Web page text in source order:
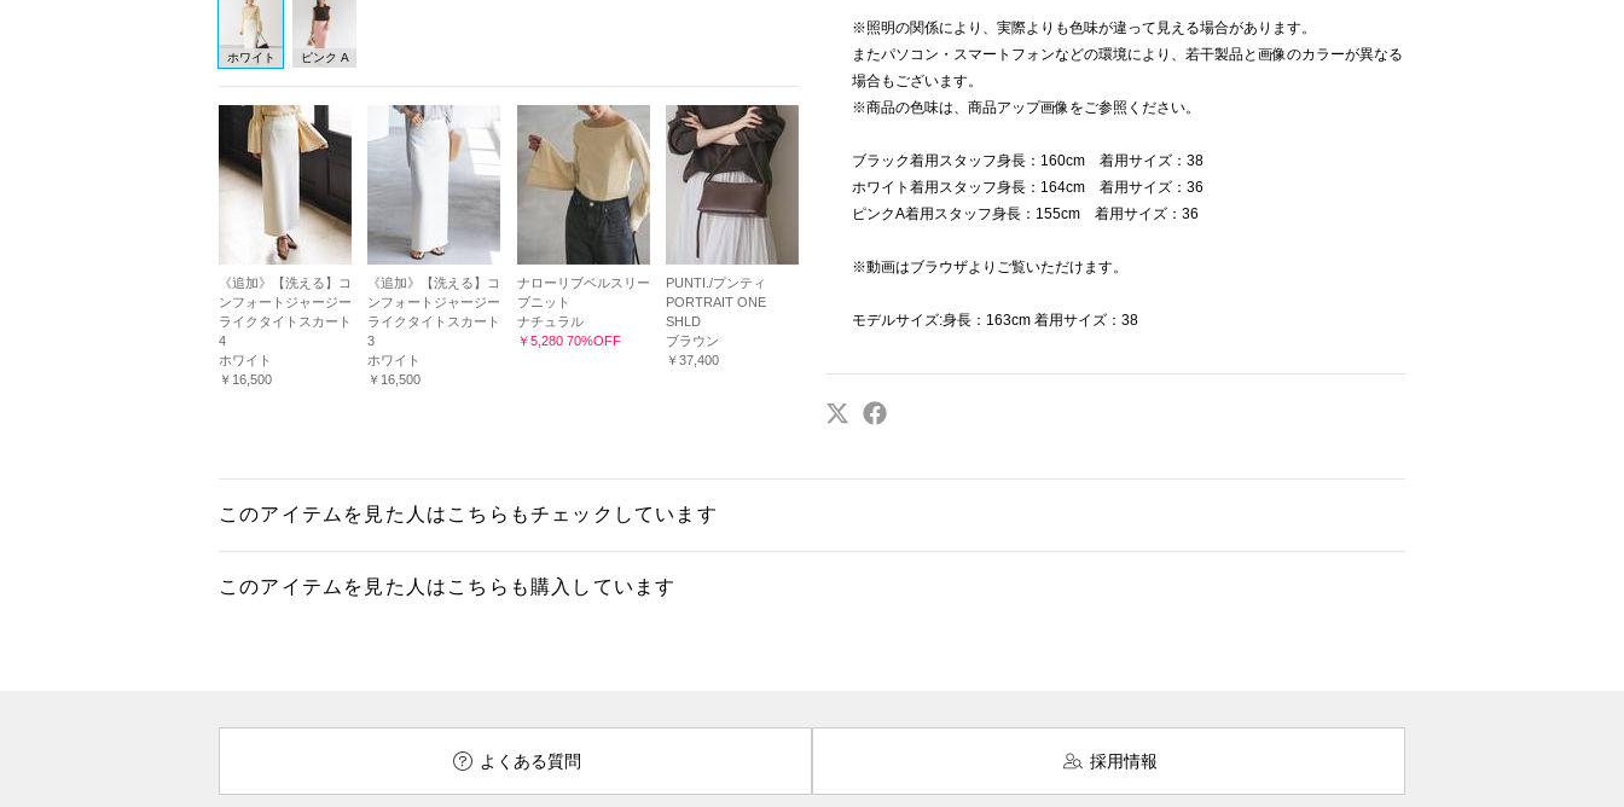
ホワイト ピンク A
《追加》【洗える】コ
ンフォートジャージー
ライクタイトスカート
4
ホワイト
￥16,500
《追加》【洗える】コ
ンフォートジャージー
ライクタイトスカート
3
ホワイト
￥16,500
ナローリブベルスリー
ブニット
ナチュラル
￥5,280 70%OFF
PUNTI./プンティ
PORTRAIT ONE
SHLD
ブラウン
￥37,400
※照明の関係により、実際よりも色味が違って見える場合があります。
またパソコン・スマートフォンなどの環境により、若干製品と画像のカラーが異なる
場合もございます。
※商品の色味は、商品アップ画像をご参照ください。
ブラック着用スタッフ身長：160cm 着用サイズ：38
ホワイト着用スタッフ身長：164cm 着用サイズ：36
ピンクA着用スタッフ身長：155cm 着用サイズ：36
※動画はブラウザよりご覧いただけます。
モデルサイズ:身長：163cm 着用サイズ：38
このアイテムを見た人はこちらもチェックしています
このアイテムを見た人はこちらも購入しています
よくある質問 採用情報